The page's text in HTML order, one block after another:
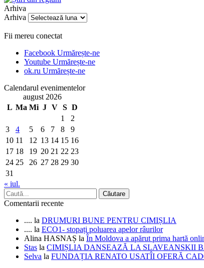
Arhiva
Arhiva
Fii mereu conectat
Facebook Urmărește-ne
Youtube Urmărește-ne
ok.ru Urmărește-ne
Calendarul evenimentelor
august 2026
L Ma Mi J V S D
1
2
3
4 5 6 7 8
9
10 11 12 13 14 15 16
17 18 19 20 21 22 23
24 25 26 27 28 29 30
31
« iul.
Comentarii recente
.... la DRUMURI BUNE PENTRU CIMIȘLIA
.... la ECO1- stopați poluarea apelor râurilor
Alina HASNAȘ la În Moldova a apărut prima hartă
Stas la CIMIȘLIA DANSEAZĂ LA SLAVEANSKII
Selva la FUNDAȚIA RENATO USATÎI OFERĂ